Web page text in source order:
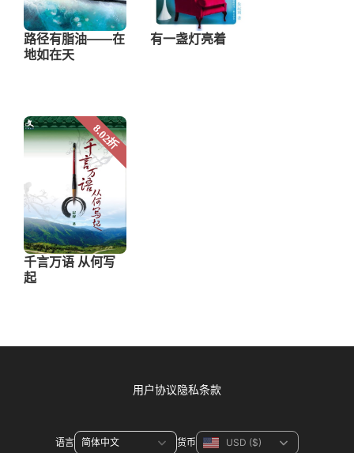
用户协议隐私条款
语言 货币